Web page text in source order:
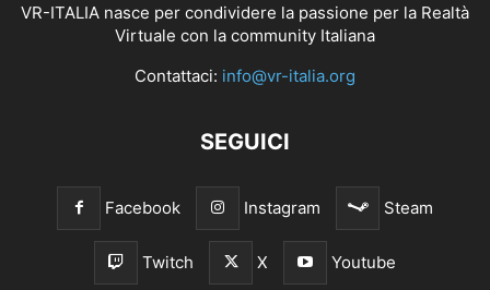
VR-ITALIA nasce per condividere la passione per la Realtà
Virtuale con la community Italiana
Contattaci: info@vr-italia.org
SEGUICI
Facebook Instagram Steam
Twitch X Youtube